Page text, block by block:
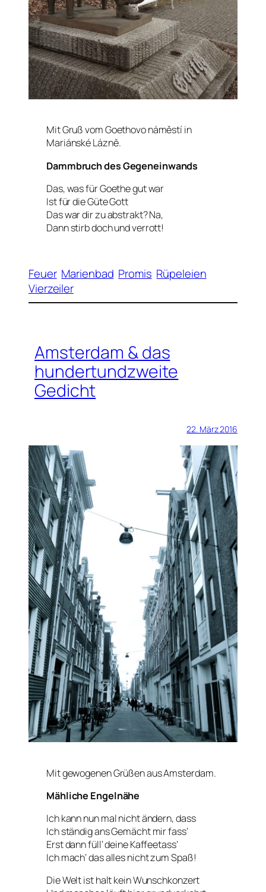
Mit Gruß vom Goethovo náměstí in
Mariánské Lázně.
Dammbruch des Gegeneinwands
Das, was für Goethe gut war
Ist für die Güte Gott
Das war dir zu abstrakt? Na,
Dann stirb doch und verrott!
Feuer Marienbad Promis Rüpeleien
Vierzeiler
Amsterdam & das
hundertundzweite
Gedicht
22. März 2016
Mit gewogenen Grüßen aus Amsterdam.
Mähliche Engelnähe
Ich kann nun mal nicht ändern, dass
Ich ständig ans Gemächt mir fass‘
Erst dann füll‘ deine Kaffeetass‘
Ich mach‘ das alles nicht zum Spaß!
Die Welt ist halt kein Wunschkonzert